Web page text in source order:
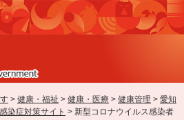
> 健康・福祉 > 健康・医療 > 健康管理 > 愛知
染症対策サイト > 新型コロナウイルス感染者